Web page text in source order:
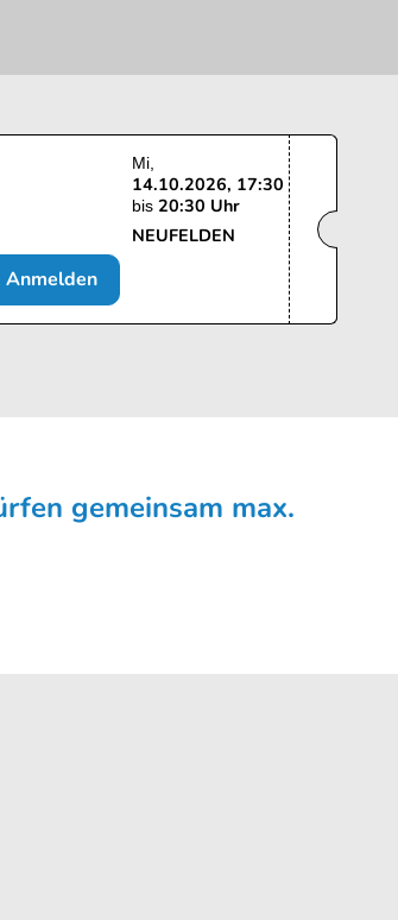
Mi
14.10.2026, 17:30
bis 20:30 Uhr
NEUFELDEN
Anmelden
gemeinsam max.